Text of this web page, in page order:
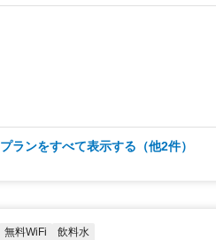
プランをすべて表示する（他2件）
無料WiFi 飲料水